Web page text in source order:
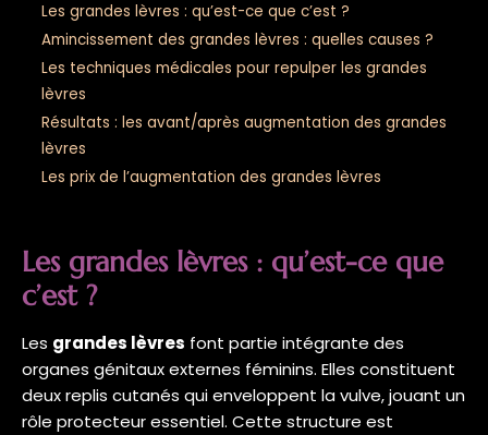
Les grandes lèvres : qu’est-ce que c’est ?
Amincissement des grandes lèvres : quelles causes ?
Les techniques médicales pour repulper les grandes
lèvres
Résultats : les avant/après augmentation des grandes
lèvres
Les prix de l’augmentation des grandes lèvres
Les grandes lèvres : qu’est-ce que
c’est ?
Les grandes lèvres font partie intégrante des
organes génitaux externes féminins. Elles constituent
deux replis cutanés qui enveloppent la vulve, jouant un
rôle protecteur essentiel. Cette structure est